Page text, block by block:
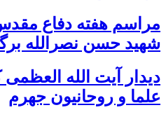
مراسم هفته دفاع
شهید حسن نصرالله
دیدار آیت الله
علما و روحانیون جهرم